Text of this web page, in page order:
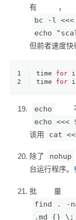
有
bc -l
echo
但前者速度快
1
2
time for i
time for i
echo
echo
该用
cat
除了 nohup
台运行程序。
批量
find . -
.md {} \;